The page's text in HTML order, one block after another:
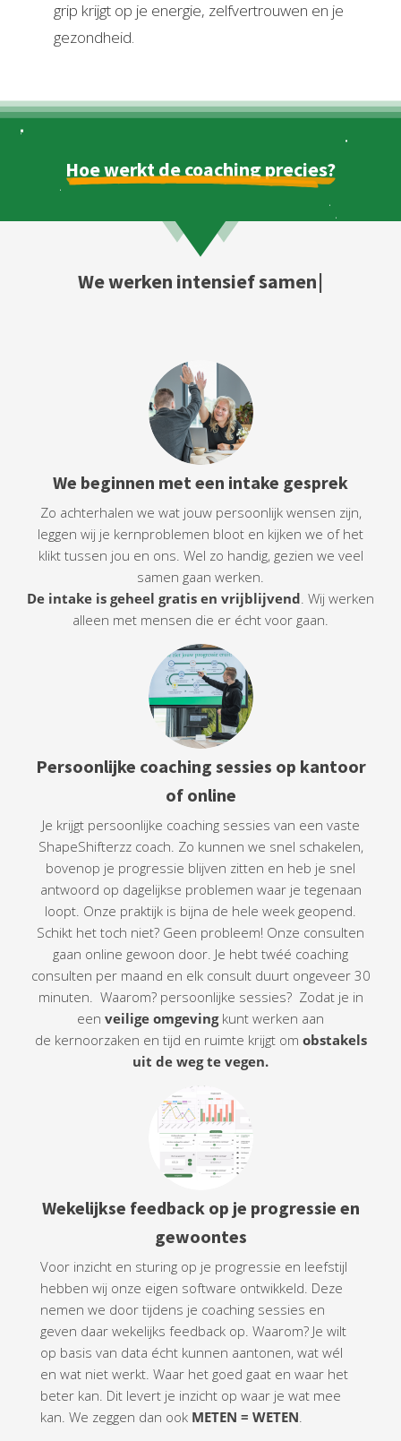
grip krijgt op je energie, zelfvertrouwen en je
gezondheid.
Hoe werkt de coaching precies?
Wewerken intensiefsamen
We beginnen met een intake gesprek
Zo achterhalen we wat jouw persoonlijk wensen zijn,
leggen wij je kernproblemen bloot en kijken we of het
klikt tussen jou en ons. Wel zo handig, gezien we veel
samen gaan werken.
De intake is geheel gratis en vrijblijvend . Wij werken
alleen met mensen die er écht voor gaan.
Persoonlijke coaching sessies op kantoor
of online
Je krijgt persoonlijke coaching sessies van een vaste
ShapeShifterzz coach. Zo kunnen we snel schakelen,
bovenop je progressie blijven zitten en heb je snel
antwoord op dagelijkse problemen waar je tegenaan
loopt. Onze praktijk is bijna de hele week geopend.
Schikt het toch niet? Geen probleem! Onze consulten
gaan online gewoon door. Je hebt twéé coaching
consulten per maand en elk consult duurt ongeveer 30
minuten. Waarom? persoonlijke sessies? Zodat je in
een veilige omgevingkunt werken aan
de kernoorzaken en tijd en ruimte krijgt om obstakels
uit de weg te vegen.
Wekelijkse feedback op je progressie en
gewoontes
Voor inzicht en sturing op je progressie en leefstijl
hebben wij onze eigen software ontwikkeld. Deze
nemen we door tijdens je coaching sessies en
geven daar wekelijks feedback op. Waarom? Je wilt
op basis van data écht kunnen aantonen, wat wél
en wat niet werkt. Waar het goed gaat en waar het
beter kan. Dit levert je inzicht op waar je wat mee
kan. We zeggen dan ook METEN = WETEN